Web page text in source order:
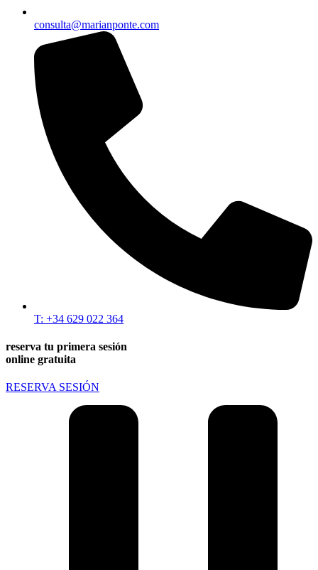
consulta@marianponte.com
T: +34 629 022 364
reserva tu primera sesión
online gratuita
RESERVA SESIÓN